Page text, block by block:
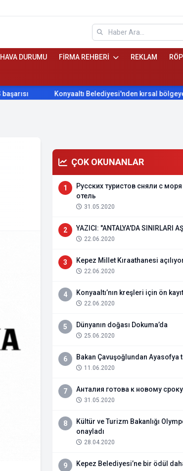
HAVA DURUMU FİRMA REHBERİ REKLAM
Konyaaltı Belediyesi'nden kırsal bölgeye sosyal
ÇOK OKUNANLAR
1
Русских туристов сняли с
отель
31.05.2020
2 YAZICI: "ANTALYA'DA SINIRLARI
22.06.2020
3 Kepez Millet Kıraathanesi
22.06.2020
4 Konyaaltı’nın kreşleri için ön
22.06.2020
5 Dünyanın doğası Dokuma’da
25.06.2020
6 Bakan Çavuşoğlundan Ayasofya
11.06.2020
7 Анталия готова к новому сроку
31.05.2020
8
Kültür ve Turizm Bakanlığı
onayladı
28.04.2020
9 Kepez Belediyesi’ne bir ödül